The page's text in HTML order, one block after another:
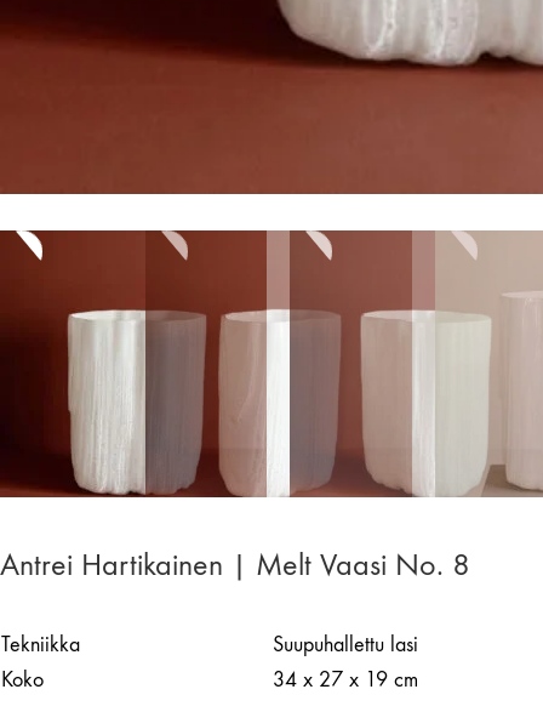
Antrei Hartikainen | Melt Vaasi No. 8
Tekniikka
Suupuhallettu lasi
Koko
34 x 27 x 19 cm